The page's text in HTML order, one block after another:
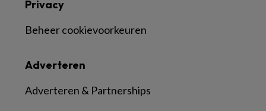
Adverteren
Adverteren & Partnerships
Privacy
Beheer cookievoorkeuren